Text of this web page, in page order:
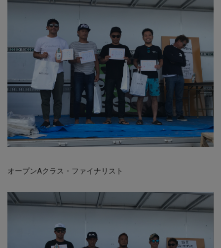
オープンAクラス・ファイナリスト